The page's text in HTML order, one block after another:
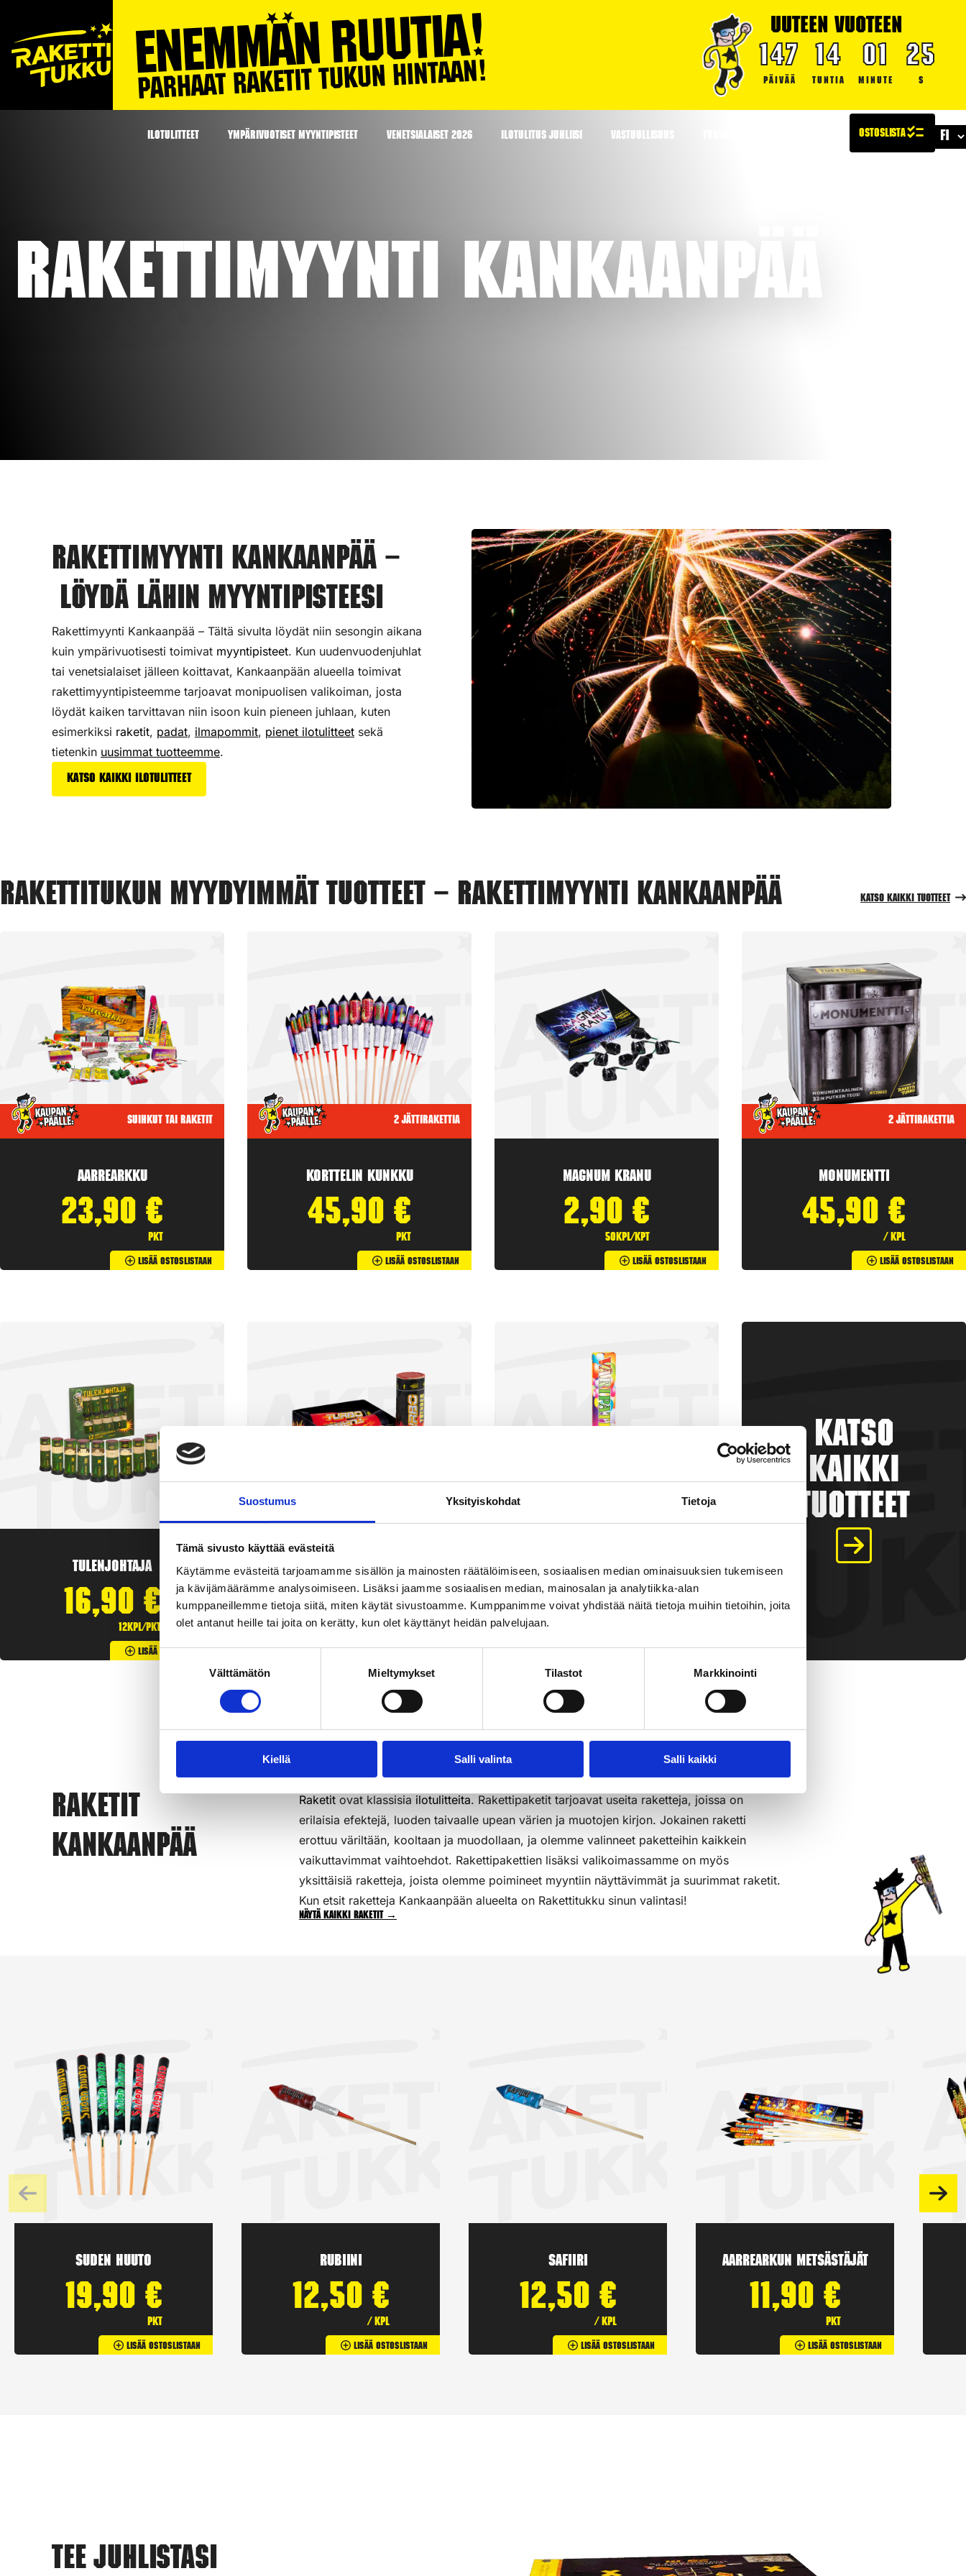
Suostumus Yksityiskohdat Tietoja
Tämä sivusto käyttää evästeitä
Käytämme evästeitä tarjoamamme sisällön ja mainosten räätälöimiseen, sosiaalisen median ominaisuuksien tukemiseen
ja kävijämäärämme analysoimiseen. Lisäksi jaamme sosiaalisen median, mainosalan ja analytiikka-alan
kumppaneillemme tietoja siitä, miten käytät sivustoamme. Kumppanimme voivat yhdistää näitä tietoja muihin tietoihin, joita
olet antanut heille tai joita on kerätty, kun olet käyttänyt heidän palvelujaan.
Välttämätön Mieltymykset Tilastot Markkinointi
Kiellä Salli valinta Salli kaikki
UUTEEN VUOTEEN
147
PÄIVÄÄ
14
TUNTIA
01
MINUTE
24
S
ILOTULITTEET YMPÄRIVUOTISET MYYNTIPISTEET VENETSIALAISET 2026 ILOTULITUS JUHLIISI VASTUULLISUUS
Rakettimyynti Kankaanpää
Rakettimyynti Kankaanpää –
Löydä lähin myyntipisteesi
Rakettimyynti Kankaanpää – Tältä sivulta löydät niin sesongin aikana
kuin ympärivuotisesti toimivat myyntipisteet. Kun uudenvuodenjuhlat
tai venetsialaiset jälleen koittavat, Kankaanpään alueella toimivat
rakettimyyntipisteemme tarjoavat monipuolisen valikoiman, josta
löydät kaiken tarvittavan niin isoon kuin pieneen juhlaan, kuten
esimerkiksi raketit, padat, ilmapommit, pienet ilotulitteet sekä
tietenkin uusimmat tuotteemme.
Katso kaikki ilotulitteet
Rakettitukun myydyimmät tuotteet – Rakettimyynti Kankaanpää Katso kaikki tuotteet
Suihkut tai raketit
Aarrearkku
23,90 €
pkt
Lisää Ostoslistaan
2 jättirakettia
Korttelin kunkku
45,90 €
pkt
Lisää Ostoslistaan
Magnum Kranu
2,90 €
50kpl/kpt
Lisää Ostoslistaan
2 jättirakettia
Monumentti
45,90 €
/ kpl
Lisää Ostoslistaan
Tulenjohtaja
16,90 €
12kpl/pkt
Lisää Ostoslistaan
Turbo Thunder
1,90€
3kpl/pkt
Väripatruuna
5,90€
Katso
kaikki
tuotteet
Raketit
Kankaanpää
Raketit ovat klassisia ilotulitteita. Rakettipaketit tarjoavat useita raketteja, joissa on
erilaisia efektejä, luoden taivaalle upean värien ja muotojen kirjon. Jokainen raketti
erottuu väriltään, kooltaan ja muodollaan, ja olemme valinneet paketteihin kaikkein
vaikuttavimmat vaihtoehdot. Rakettipakettien lisäksi valikoimassamme on myös
yksittäisiä raketteja, joista olemme poimineet myyntiin näyttävimmät ja suurimmat raketit.
Kun etsit raketteja Kankaanpään alueelta on Rakettitukku sinun valintasi!
Näytä kaikki raketit →
Suden huuto
19,90 €
pkt
Lisää Ostoslistaan
Rubiini
12,50 €
/ kpl
Lisää Ostoslistaan
Safiiri
12,50 €
/ kpl
Lisää Ostoslistaan
Aarrearkun Metsästäjät
11,90 €
pkt
Lisää Ostoslistaan
Tee juhlistasi